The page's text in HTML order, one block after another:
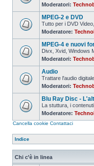
Nessun
messaggio
da
leggere
Moderatori:
Nessun
messaggio
da
leggere
MPEG-2 e DVD
Tutto per i DVD
Moderatore:
Nessun
messaggio
da
leggere
MPEG-4 e nuovi
Divx, Xvid, Windows
Moderatori:
Nessun
messaggio
da
leggere
Audio
Trattare l'audio
Moderatori:
Nessun
messaggio
da
Blu Ray Disc -
La stuttura, i
Moderatore:
Cancella cookie Contattaci
Indice
Chi c’è in linea